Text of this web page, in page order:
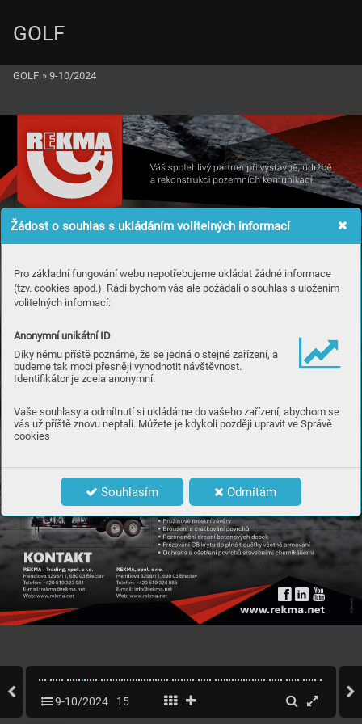
Žádost o souhlas s ukládáním volitelných informací
Pro základní fungování webu nepotřebujeme ukládat žádné informace
(tzv. cookies apod.). Rádi bychom vás ale požádali o souhlas s uložením
volitelných informací:
Anonymní unikátní ID
Díky němu příště poznáme, že se jedná o stejné zařízení, a
budeme tak moci přesněji vyhodnotit návštěvnost.
Identifikátor je zcela anonymní.
Vaše souhlasy a odmítnutí si ukládáme do vašeho zařízení, abychom se
vás už příště znovu neptali. Můžete je kdykoli později upravit ve Správě
cookies
Souhlasím Odmítám
GOLF
GOLF » 9-10/2024
9-10/2024 15